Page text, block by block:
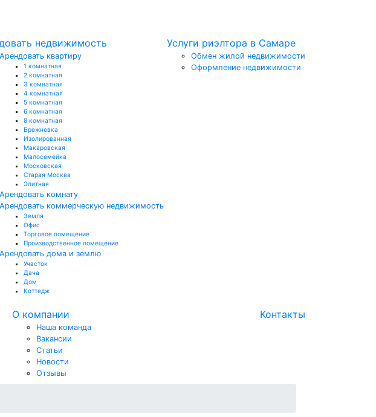
недвижимость
Арендовать квартиру
1 комнатная
2 комнатная
3 комнатная
4 комнатная
5 комнатная
6 комнатная
8 комнатная
Брежневка
Изолированная
Макаровская
Малосемейка
Московская
Старая Москва
Элитная
Арендовать комнату
Арендовать коммерческую недвижимость
Земля
Офис
Торговое помещение
Производственное помещение
Арендовать дома и землю
Участок
Дача
Дом
Коттедж
Услуги риэлтора в Самаре
Обмен жилой недвижимости
Оформление недвижимости
О компании
Наша команда
Вакансии
Статьи
Новости
Отзывы
Контакты